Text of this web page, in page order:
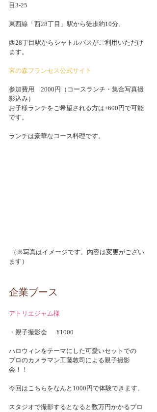
目3-25
東西線「西28丁目」駅から徒歩約10分。
西28丁目駅からシャトルバスがご利用いただけ
ます。
宮の森フランセス公式サイト
参加費用　2000円（コースランチ・集合写真撮
影込み）
お子様ランチをご希望される方は+600円で可能
です。
ランチは豪華なコース料理です。
ます）
企業ブース
アトリエジャム様
・親子撮影会 　 ¥1000
ハロウィンをテーマにした可愛いセットでの
プロのカメラマン工藤敦司による親子撮影
会！！
今回はこちらをなんと1000円で体験できます。
スタジオで撮影するとなると数万円かかるプロ